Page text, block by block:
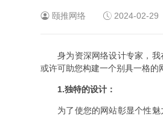
颐推网络 2024-02-29
身为资深网络设计专家，
或许可助您构建一个别具一格的
1.独特的设计：
为了使您的网站彰显个性